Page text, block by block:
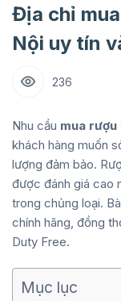
Địa chỉ
Nội uy tín
236
Nhu cầu mua rượu
khách hàng muốn
lượng đảm bảo.
được đánh giá cao
trong chủng loại.
chính hãng, đồng
Duty Free.
Mục lục